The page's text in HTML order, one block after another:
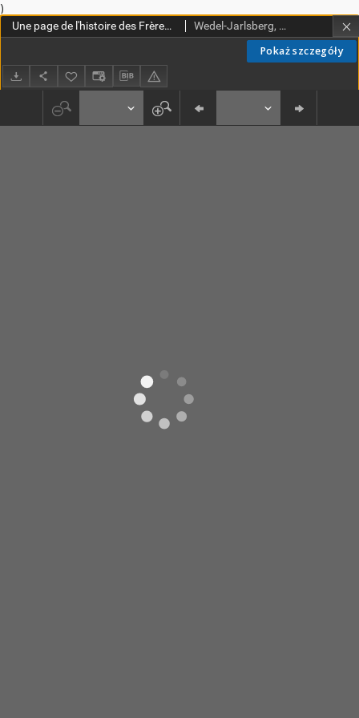
)
Pokaż szczegóły
Une page de l'histoire des Frères-Prêcheurs : la Province de Dacia (Danemark, Suède et Norvège) Wedel-Jarlsberg, Edle Frederikke (1860-1921)